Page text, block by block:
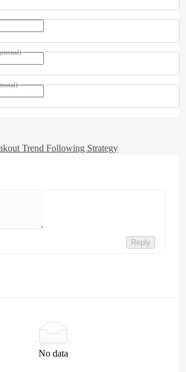
Trend Following Strategy
Reply
No data